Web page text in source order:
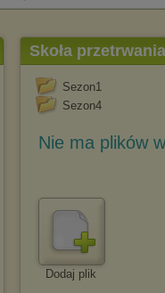
Skoła przetrwania
Sezon1
Sezon4
Nie ma plików
Dodaj plik